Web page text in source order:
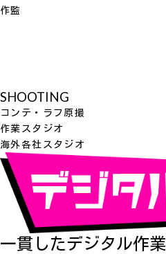
作監
SHOOTING
コンテ・ラフ原撮
作業スタジオ
海外各社スタジオ
一貫したデジタル作業